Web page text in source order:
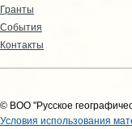
Гранты
События
Контакты
© ВОО "Русское
Условия использования